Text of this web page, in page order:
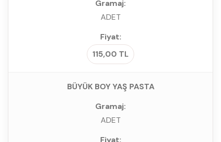
ADET
115,00 TL
BÜYÜK BOY YAŞ PASTA
ADET